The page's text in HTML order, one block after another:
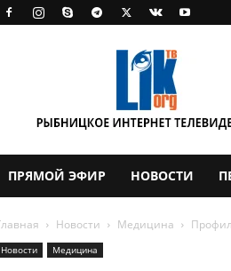
ПРЯМОЙ ЭФИР НОВОСТИ
Новости Медицина
Новости Медицина